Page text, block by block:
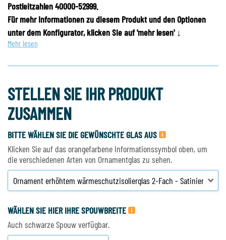
Postleitzahlen 40000-52999.
Für mehr Informationen zu diesem Produkt und den Optionen
unter dem Konfigurator, klicken Sie auf 'mehr lesen' ↓
Mehr lesen
STELLEN SIE IHR PRODUKT
ZUSAMMEN
BITTE WÄHLEN SIE DIE GEWÜNSCHTE GLAS AUS
Klicken Sie auf das orangefarbene Informationssymbol oben, um
die verschiedenen Arten von Ornamentglas zu sehen.
WÄHLEN SIE HIER IHRE SPOUWBREITE
Auch schwarze Spouw verfügbar.